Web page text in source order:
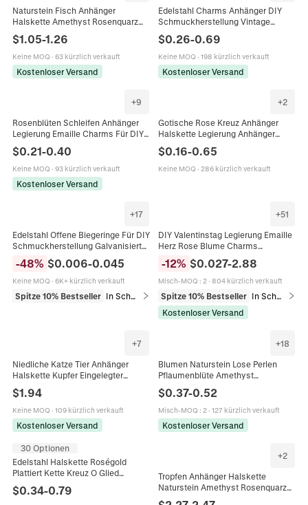
Naturstein Fisch Anhänger
Halskette Amethyst Rosenquarz
Anhänger DIY Schmuckzubehör
$1.05-1.26
Keine MOQ · 63 kürzlich verkauft
Kostenloser Versand
Edelstahl Charms Anhänger DIY
Schmuckherstellung Vintage
Gänseblümchen Tulpe Für
Halskette Armband Ohrringe
$0.26-0.69
Keine MOQ · 198 kürzlich verkauft
Kostenloser Versand
+9
Rosenblüten Schleifen Anhänger
Legierung Emaille Charms Für DIY
Schmuckherstellung Halsketten
Armbänder Ohrringe Retro
Accessoires
$0.21-0.40
Keine MOQ · 93 kürzlich verkauft
Kostenloser Versand
+2
Gotische Rose Kreuz Anhänger
Halskette Legierung Anhänger
Titanstahl Kette Vintage Punk Stil
Schmuck Für Herren Damen
$0.16-0.65
Keine MOQ · 286 kürzlich verkauft
+17
Edelstahl Offene Biegeringe Für DIY
Schmuckherstellung Galvanisierte
Gold Silber Roségold Einzelringe
Für Halskette Armband
Handgefertigtes Zubehör
-48% $0.006-0.045
Keine MOQ · 6K+ kürzlich verkauft
Spitze 10% Bestseller In Schmuckzubehör
+51
DIY Valentinstag Legierung Emaille
Herz Rose Blume Charms
Anhänger Für Schmuckherstellung
Armband Halskette
Schlüsselanhänger Rosa Rot Gold
-12% $0.027-2.88
Misch-MOQ : 2· 804 kürzlich verkauft
Spitze 10% Bestseller
In Schmuckanhänger
Kostenloser Versand
+7
Niedliche Katze Tier Anhänger
Halskette Kupfer Eingelegter
Naturstein Rosenquarz Amethyst
Tigerauge Kugelkette Schmuck Für
Damen
$1.94
Keine MOQ · 109 kürzlich verkauft
Kostenloser Versand
+18
Blumen Naturstein Lose Perlen
Pflaumenblüte Amethyst
Rosenquarz Achat Zwischenperlen
Für DIY Schmuckherstellung
Halsketten Armbänder
$0.37-0.52
Misch-MOQ : 2· 127 kürzlich verkauft
Kostenloser Versand
30 Optionen
Edelstahl Halskette Roségold
Plattiert Kette Kreuz O Glied
Langlebig Nicht Verblassend
Unisex Schmuck Accessoire Mit
$0.34-0.79
+2
Tropfen Anhänger Halskette
Naturstein Amethyst Rosenquarz
Mit Hohlem Blumen Blatt Legierung